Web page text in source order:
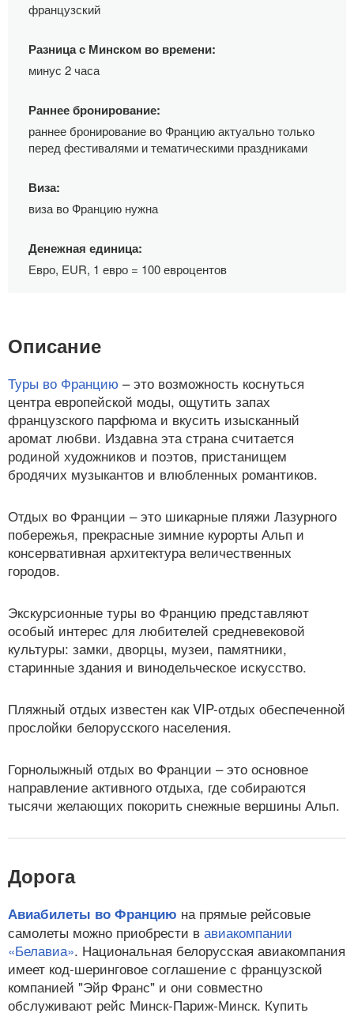
французский
Разница с Минском во времени:
минус 2 часа
Раннее бронирование:
раннее бронирование во Францию актуально только
перед фестивалями и тематическими праздниками
Виза:
виза во Францию нужна
Денежная единица:
Евро, EUR, 1 евро = 100 евроцентов
Описание
Туры во Францию – это возможность коснуться
центра европейской моды, ощутить запах
французского парфюма и вкусить изысканный
аромат любви. Издавна эта страна считается
родиной художников и поэтов, пристанищем
бродячих музыкантов и влюбленных романтиков.
Отдых во Франции – это шикарные пляжи Лазурного
побережья, прекрасные зимние курорты Альп и
консервативная архитектура величественных
городов.
Экскурсионные туры во Францию представляют
особый интерес для любителей средневековой
культуры: замки, дворцы, музеи, памятники,
старинные здания и винодельческое искусство.
Пляжный отдых известен как VIP-отдых обеспеченной
прослойки белорусского населения.
Горнолыжный отдых во Франции – это основное
направление активного отдыха, где собираются
тысячи желающих покорить снежные вершины Альп.
Дорога
Авиабилеты во Францию на прямые рейсовые
самолеты можно приобрести в авиакомпании
«Белавиа». Национальная белорусская авиакомпания
имеет код-шеринговое соглашение с французской
компанией "Эйр Франс" и они совместно
обслуживают рейс Минск-Париж-Минск. Купить